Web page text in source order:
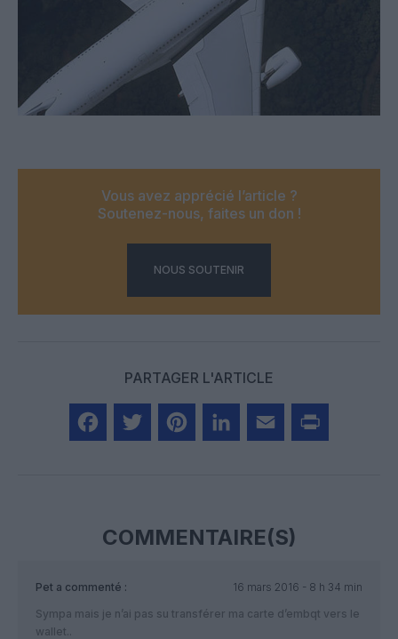
Vous avez apprécié l’article ?
Soutenez-nous, faites un don !
NOUS SOUTENIR
PARTAGER L'ARTICLE
COMMENTAIRE(S)
Pet a commenté :
16 mars 2016 - 8 h 34 min
Sympa mais je n’ai pas su transférer ma carte d’embqt vers le
wallet..